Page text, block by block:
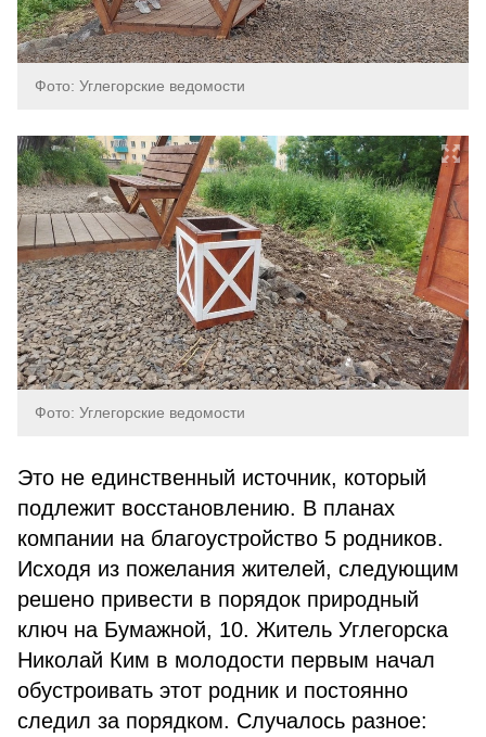
Фото: Углегорские ведомости
Фото: Углегорские ведомости
Это не единственный источник, который
подлежит восстановлению. В планах
компании на благоустройство 5 родников.
Исходя из пожелания жителей, следующим
решено привести в порядок природный
ключ на Бумажной, 10. Житель Углегорска
Николай Ким в молодости первым начал
обустроивать этот родник и постоянно
следил за порядком. Случалось разное: